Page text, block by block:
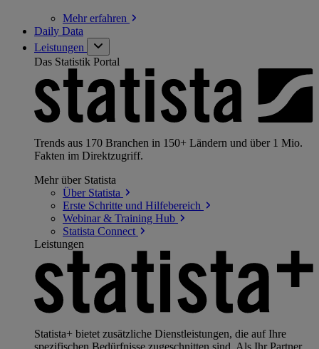
Mehrerfahren
Daily Data
Leistungen
Das Statistik Portal
Trends aus 170 Branchen in 150+ Ländern und über 1 Mio.
Fakten im Direktzugriff.
Mehr über Statista
Über Statista
Erste Schritte und Hilfebereich
Webinar & Training Hub
Statista Connect
Leistungen
Statista+ bietet zusätzliche Dienstleistungen, die auf Ihre
spezifischen Bedürfnisse zugeschnitten sind. Als Ihr Partner